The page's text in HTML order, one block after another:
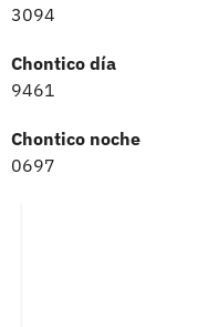
3094
Chontico día
9461
Chontico noche
0697